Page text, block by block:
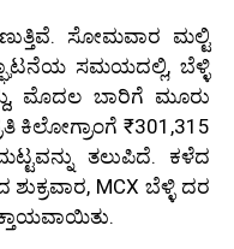
ಸೋಮವಾರ ಮಲ್ಟಿ
ಸಮಯದಲ್ಲಿ, ಬೆಳ್ಳಿ
ಮೊದಲ ಬಾರಿಗೆ ಮೂರು
ಕಿಲೋಗ್ರಾಂಗೆ ₹301,315
ತಲುಪಿದೆ. ಕಳೆದ
MCX ಬೆಳ್ಳಿ ದರ